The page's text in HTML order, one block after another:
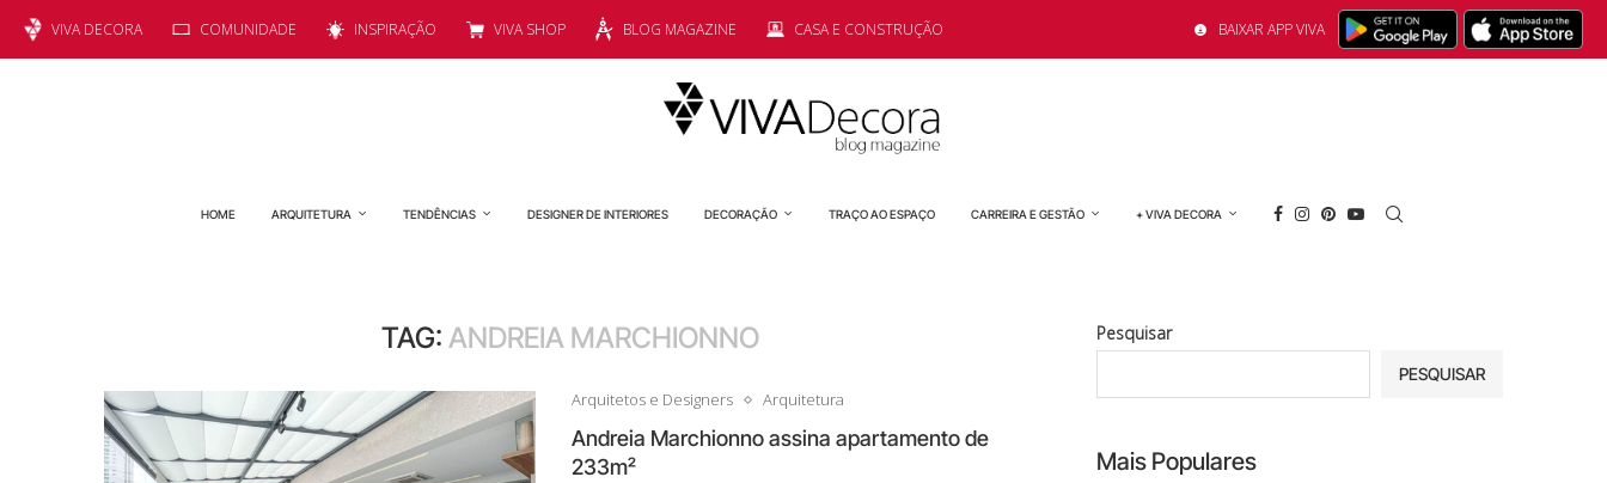
VIVA DECORA COMUNIDADE INSPIRAÇÃO VIVA SHOP BLOG MAGAZINE CASA E CONSTRUÇÃO BAIXAR APP VIVA
HOME ARQUITETURA TENDÊNCIAS DESIGNER DE INTERIORES DECORAÇÃO TRAÇO AO ESPAÇO CARREIRA E GESTÃO + VIVA DECORA
TAG: ANDREIA MARCHIONNO
Arquitetos e Designers Arquitetura
Andreia Marchionno assina apartamento de
233m²
Pesquisar
PESQUISAR
Mais Populares